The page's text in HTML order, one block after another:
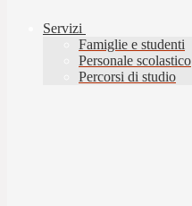
Servizi
Famiglie e studenti
Personale scolastico
Percorsi di studio